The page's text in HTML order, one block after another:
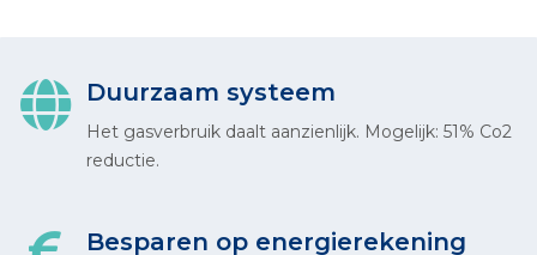
Duurzaam systeem
Het gasverbruik daalt aanzienlijk. Mogelijk: 51% Co2
reductie.
Besparen op energierekening